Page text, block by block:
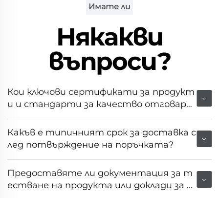
Имате ли
Някакви
въпроси?
Кои ключови сертификати за продукт
и и стандарти за качество отговаря
т на това оборудване?
Какъв е типичният срок за доставка с
лед потвърждение на поръчката?
Предоставяте ли документация за т
естване на продукта или доклади за н